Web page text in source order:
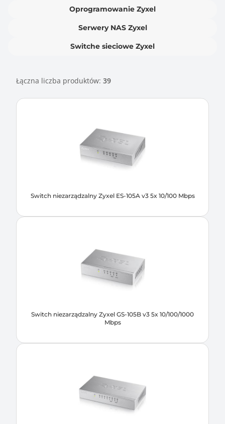
Oprogramowanie Zyxel
Serwery NAS Zyxel
Switche sieciowe Zyxel
Łączna liczba produktów: 39
Switch niezarządzalny Zyxel ES-105A v3 5x 10/100 Mbps
Switch niezarządzalny Zyxel GS-105B v3 5x 10/100/1000
Mbps